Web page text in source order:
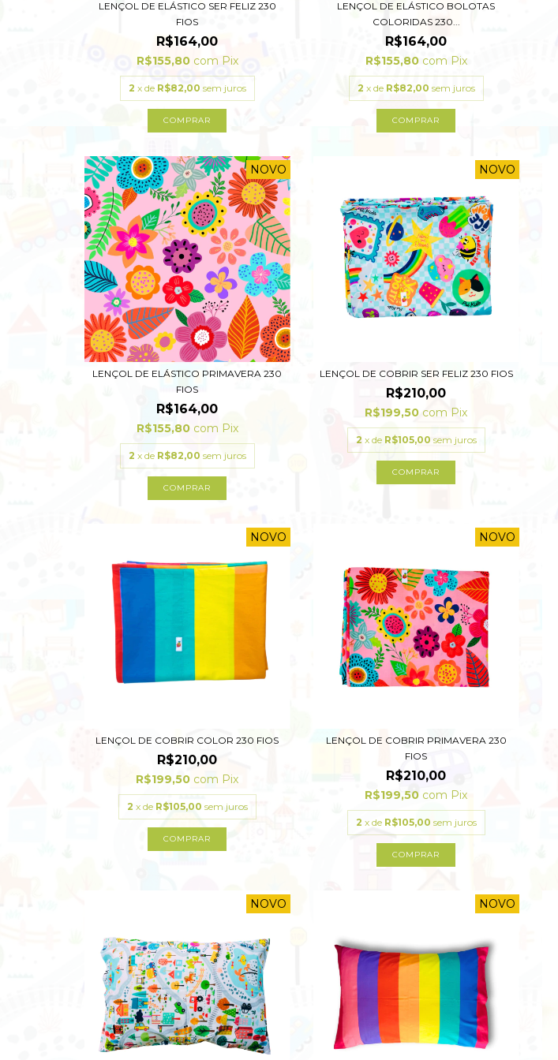
LENÇOL DE ELÁSTICO SER FELIZ 230
FIOS
R$164,00
R$155,80 com Pix
2 x de R$82,00 sem juros
COMPRAR
LENÇOL DE ELÁSTICO BOLOTAS
COLORIDAS 230...
R$164,00
R$155,80 com Pix
2 x de R$82,00 sem juros
COMPRAR
NOVO
LENÇOL DE ELÁSTICO PRIMAVERA 230
FIOS
R$164,00
R$155,80 com Pix
2 x de R$82,00 sem juros
COMPRAR
NOVO
LENÇOL DE COBRIR SER FELIZ 230 FIOS
R$210,00
R$199,50 com Pix
2 x de R$105,00 sem juros
COMPRAR
NOVO
LENÇOL DE COBRIR COLOR 230 FIOS
R$210,00
R$199,50 com Pix
2 x de R$105,00 sem juros
COMPRAR
NOVO
LENÇOL DE COBRIR PRIMAVERA 230
FIOS
R$210,00
R$199,50 com Pix
2 x de R$105,00 sem juros
COMPRAR
NOVO NOVO